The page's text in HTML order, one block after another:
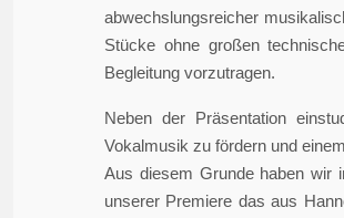
abwechslungsreicher
Stücke ohne großen
Begleitung vorzutragen.
Neben der Präsentation
Vokalmusik zu fördern und
Aus diesem Grunde haben wir
unserer Premiere das aus